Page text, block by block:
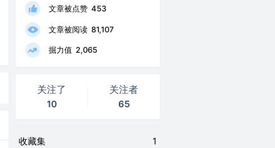
文章被点赞 453
文章被阅读 81,107
掘力值 2,065
关注了
10
关注者
65
收藏集 1